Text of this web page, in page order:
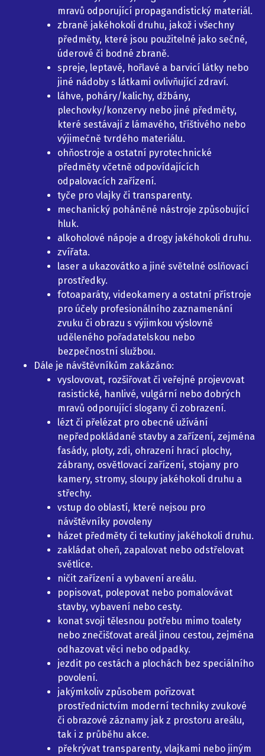
mravů odporující propagandistický materiál.
zbraně jakéhokoli druhu, jakož i všechny
předměty, které jsou použitelné jako sečné,
úderové či bodné zbraně.
spreje, leptavé, hořlavé a barvicí látky nebo
jiné nádoby s látkami ovlivňující zdraví.
láhve, poháry/kalichy, džbány,
plechovky/konzervy nebo jiné předměty,
které sestávají z lámavého, tříštivého nebo
výjimečně tvrdého materiálu.
ohňostroje a ostatní pyrotechnické
předměty včetně odpovídajících
odpalovacích zařízení.
tyče pro vlajky či transparenty.
mechanický poháněné nástroje způsobující
hluk.
alkoholové nápoje a drogy jakéhokoli druhu.
zvířata.
laser a ukazovátko a jiné světelné oslňovací
prostředky.
fotoaparáty, videokamery a ostatní přístroje
pro účely profesionálního zaznamenání
zvuku či obrazu s výjimkou výslovně
uděleného pořadatelskou nebo
bezpečnostní službou.
Dále je návštěvníkům zakázáno:
vyslovovat, rozšiřovat či veřejné projevovat
rasistické, hanlivé, vulgární nebo dobrých
mravů odporující slogany či zobrazení.
lézt či přelézat pro obecné užívání
nepředpokládané stavby a zařízení, zejména
fasády, ploty, zdi, ohrazení hrací plochy,
zábrany, osvětlovací zařízení, stojany pro
kamery, stromy, sloupy jakéhokoli druhu a
střechy.
vstup do oblastí, které nejsou pro
návštěvníky povoleny
házet předměty či tekutiny jakéhokoli druhu.
zakládat oheň, zapalovat nebo odstřelovat
světlice.
ničit zařízení a vybavení areálu.
popisovat, polepovat nebo pomalovávat
stavby, vybavení nebo cesty.
konat svoji tělesnou potřebu mimo toalety
nebo znečišťovat areál jinou cestou, zejména
odhazovat věci nebo odpadky.
jezdit po cestách a plochách bez speciálního
povolení.
jakýmkoliv způsobem pořizovat
prostřednictvím moderní techniky zvukové
či obrazové záznamy jak z prostoru areálu,
tak i z průběhu akce.
překrývat transparenty, vlajkami nebo jiným